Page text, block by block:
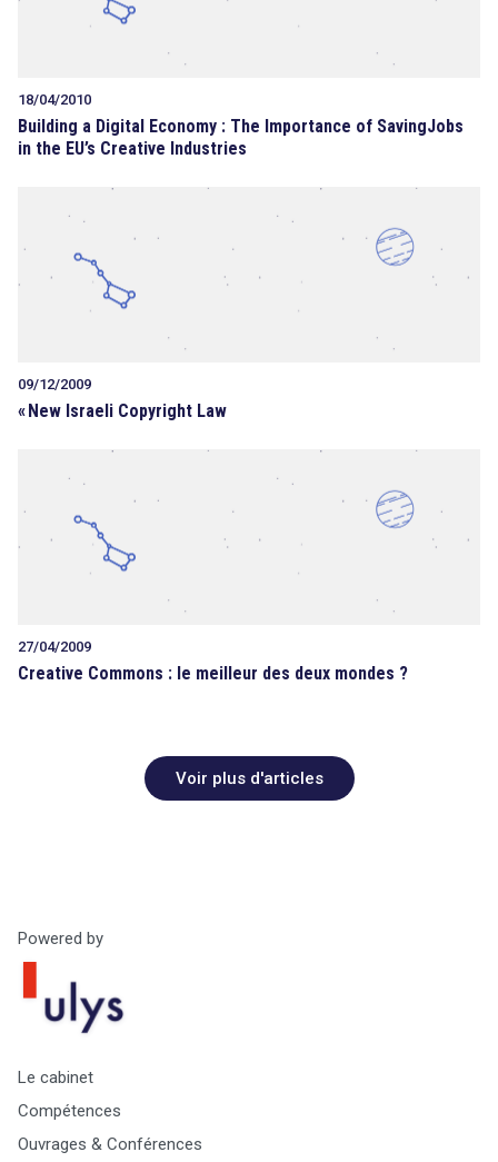
18/04/2010
Building a Digital Economy : The Importance of SavingJobs
in the EU’s Creative Industries
09/12/2009
«New Israeli Copyright Law
27/04/2009
Creative Commons : le meilleur des deux mondes ?
Voir plus d'articles
Powered by
Le cabinet
Compétences
Ouvrages & Conférences